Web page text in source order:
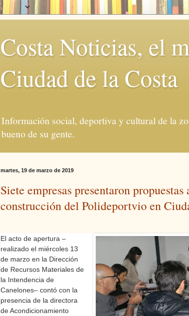
Costa Noticias, el
Ciudad de la Costa
Información social, deportiva y cultural de la
bueno de su gente.
martes, 19 de marzo de 2019
Siete empresas presentaron
construcción del Polideportvio en
El acto de apertura –
realizado el miércoles 13
de marzo en la Dirección
de Recursos Materiales de
la Intendencia de
Canelones– contó con la
presencia de la directora
de Acondicionamiento